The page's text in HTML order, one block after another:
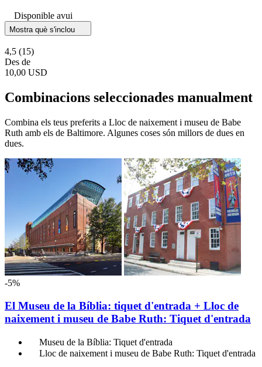
Disponible avui
Mostra què s'inclou
4,5 (15)
Des de
10,00 USD
Combinacions seleccionades manualment
Combina els teus preferits a Lloc de naixement i museu de Babe
Ruth amb els de Baltimore. Algunes coses són millors de dues en
dues.
-5%
El Museu de la Bíblia: tiquet d'entrada + Lloc de
naixement i museu de Babe Ruth: Tiquet d'entrada
Museu de la Bíblia: Tiquet d'entrada
Lloc de naixement i museu de Babe Ruth: Tiquet d'entrada